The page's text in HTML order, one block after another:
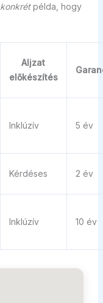
konkrétpélda, hogy
Aljzat
előkészítés
Inklúzív 5 év
Kérdéses 2 év
Inklúzív 10 év